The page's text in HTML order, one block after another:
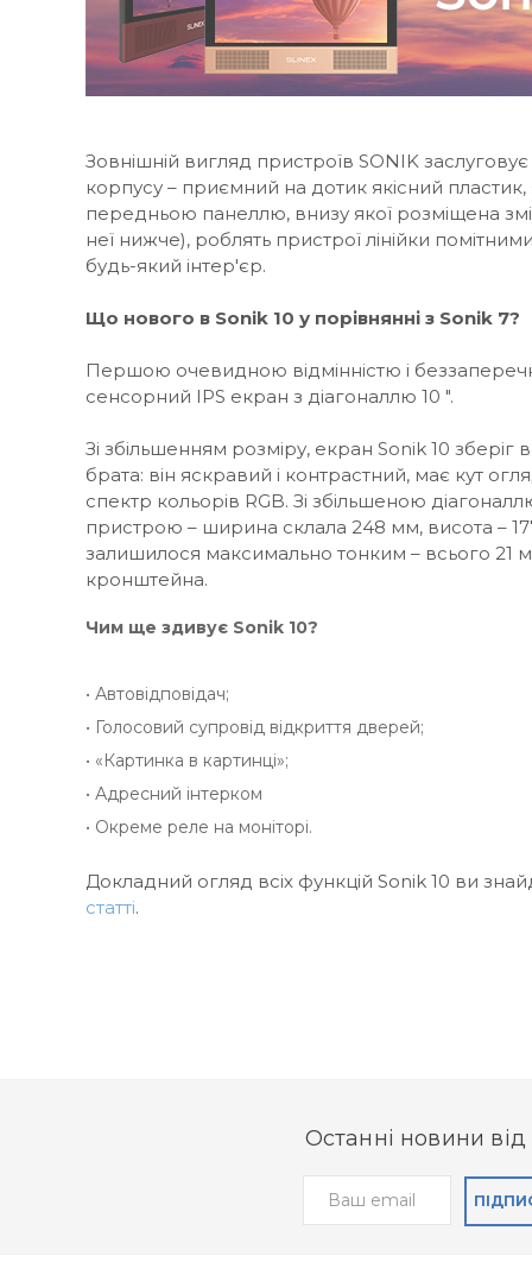
Зовнішній вигляд пристроїв SONIK
корпусу – приємний на дотик якісний
передньою панеллю, внизу якої розміщена
неї нижче), роблять пристрої лінійки
будь-який інтер'єр.
Що нового в Sonik 10 у порівнянні з Sonik 7?
Першою очевидною відмінністю і
сенсорний IPS екран з діагоналлю 10 ".
Зі збільшенням розміру, екран Sonik 10
брата: він яскравий і контрастний, має кут
спектр кольорів RGB. Зі збільшеною
пристрою – ширина склала 248 мм, висота –
залишилося максимально тонким – всього 21
кронштейна.
Чим ще здивує Sonik 10?
• Автовідповідач;
• Голосовий супровід відкриття дверей;
• «Картинка в картинці»;
• Адресний інтерком
• Окреме реле на моніторі.
Докладний огляд всіх функцій Sonik 10 ви
статті.
Останні новини